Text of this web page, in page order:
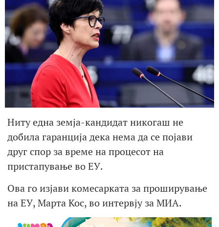
Ниту една земја-кандидат никогаш не
добила гаранција дека нема да се појави
друг спор за време на процесот на
пристапување во ЕУ.
Ова го изјави комесарката за проширување
на ЕУ, Марта Кос, во интервју за МИА.